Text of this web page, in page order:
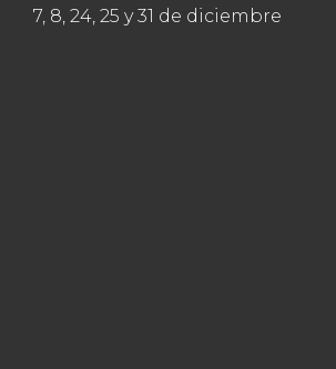
7, 8, 24, 25 y 31 de diciembre